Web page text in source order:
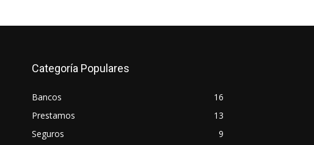
Categoría Populares
Bancos
16
Prestamos
13
Seguros
9